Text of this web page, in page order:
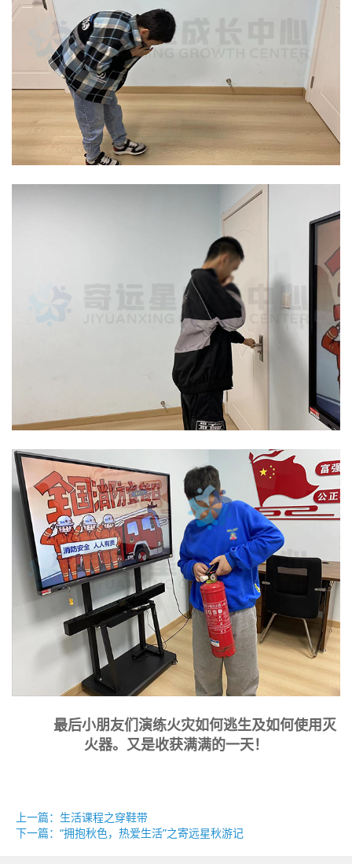
最后小朋友们演练火灾如何逃生及如何使用灭
火器。又是收获满满的一天！
上一篇：生活课程之穿鞋带
下一篇：“拥抱秋色，热爱生活”之寄远星秋游记